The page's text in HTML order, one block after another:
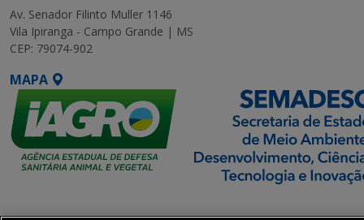
Av. Senador Filinto Muller 1146
Vila Ipiranga - Campo Grande | MS
CEP: 79074-902
MAPA